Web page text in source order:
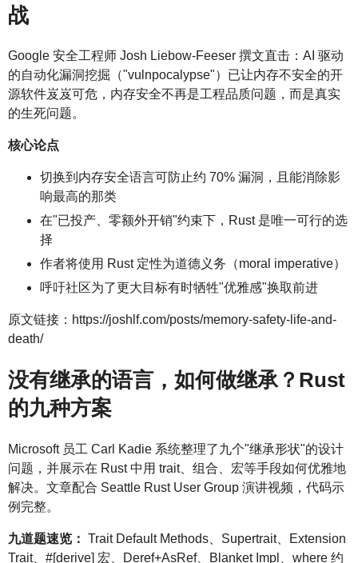
战
Google 安全工程师 Josh Liebow-Feeser 撰文直击：AI 驱动
的自动化漏洞挖掘（"vulnpocalypse"）已让内存不安全的开
源软件岌岌可危，内存安全不再是工程品质问题，而是真实
的生死问题。
核心论点
切换到内存安全语言可防止约 70% 漏洞，且能消除影
响最高的那类
在"已投产、零额外开销"约束下，Rust 是唯一可行的选
择
作者将使用 Rust 定性为道德义务（moral imperative）
呼吁社区为了更大目标有时牺牲"优雅感"换取前进
原文链接：https://joshlf.com/posts/memory-safety-life-and-
death/
没有继承的语言，如何做继承？Rust
的九种方案
Microsoft 员工 Carl Kadie 系统整理了九个"继承形状"的设计
问题，并展示在 Rust 中用 trait、组合、宏等手段如何优雅地
解决。文章配合 Seattle Rust User Group 演讲视频，代码示
例完整。
九道题速览： Trait Default Methods、Supertrait、Extension
Trait、#[derive] 宏、Deref+AsRef、Blanket Impl、where 约